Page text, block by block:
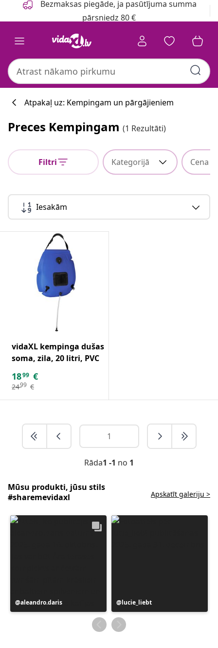
Bezmaksas piegāde, ja pasūtījuma summa
pārsniedz 80 €
Atpakaļ uz: Kempingam un pārgājieniem
Preces Kempingam (1 Rezultāti)
Filtri Kategorijā Cena
Iesakām
vidaXL kempinga dušas
soma, zila, 20 litri, PVC
1899 €
2499 €
Rāda1 -1 no 1
Mūsu produkti, jūsu stils
#sharemevidaxl
Apskatīt galeriju >
Ierakstu
publicējis
aleandro.daris
Ierakstu
publicējis
lucie_liebt